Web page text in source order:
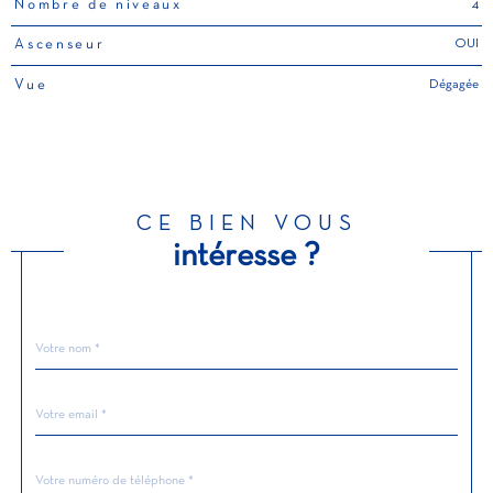
Nombre de niveaux 4
Ascenseur OUI
Vue Dégagée
CE BIEN VOUS
intéresse ?
*
*
*